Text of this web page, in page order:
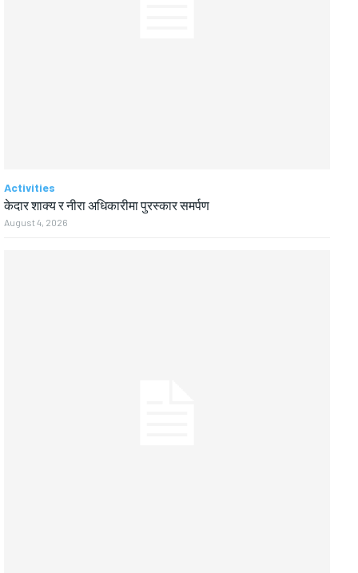
Activities
केदार शाक्य र नीरा अधिकारीमा पुरस्कार समर्पण
August 4, 2026